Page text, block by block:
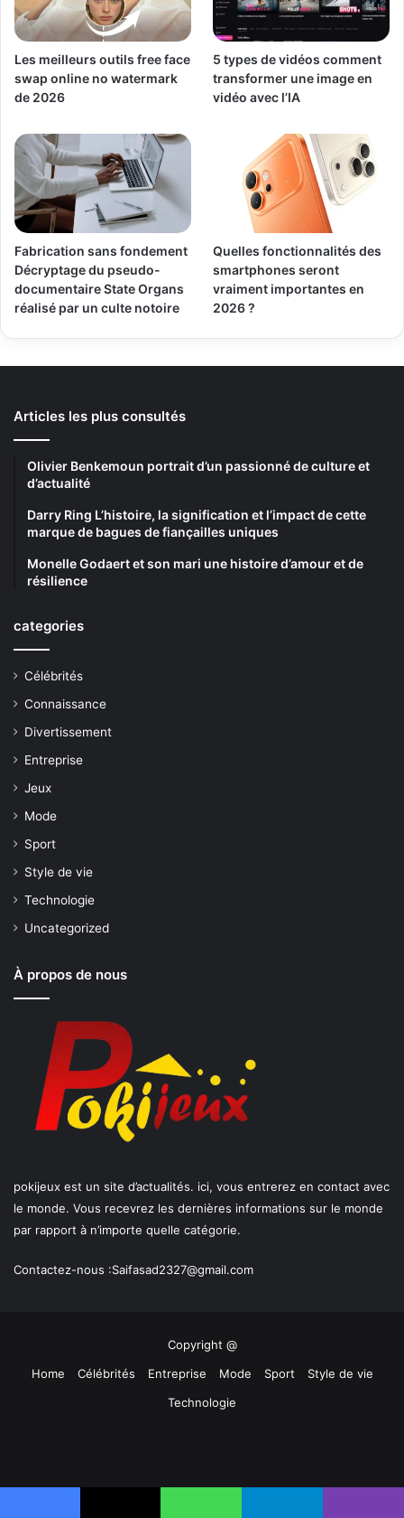
Les meilleurs outils free face
swap online no watermark
de 2026
5 types de vidéos comment
transformer une image en
vidéo avec l’IA
Fabrication sans fondement
Décryptage du pseudo-
documentaire State Organs
réalisé par un culte notoire
Quelles fonctionnalités des
smartphones seront
vraiment importantes en
2026 ?
Articles les plus consultés
Olivier Benkemoun portrait d’un passionné de culture et
d’actualité
Darry Ring L’histoire, la signification et l’impact de cette
marque de bagues de fiançailles uniques
Monelle Godaert et son mari une histoire d’amour et de
résilience
categories
Célébrités
Connaissance
Divertissement
Entreprise
Jeux
Mode
Sport
Style de vie
Technologie
Uncategorized
À propos de nous
pokijeux est un site d’actualités. ici, vous entrerez en contact avec
le monde. Vous recevrez les dernières informations sur le monde
par rapport à n’importe quelle catégorie.
Contactez-nous :Saifasad2327@gmail.com
Copyright @
Home
Célébrités Entreprise Mode Sport
Style de vie
Technologie